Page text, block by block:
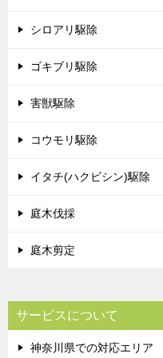
シロアリ駆除
ゴキブリ駆除
害獣駆除
コウモリ駆除
イタチ(ハクビシン)駆除
庭木伐採
庭木剪定
サービスについて
神奈川県での対応エリア